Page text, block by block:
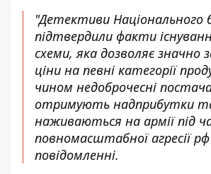
"Детективи Національного
підтвердили факти
схеми, яка дозволяє значно
ціни на певні категорії
чином недоброчесні
отримують надприбутки
наживаються на армії під
повномасштабної агресії
повідомленні.